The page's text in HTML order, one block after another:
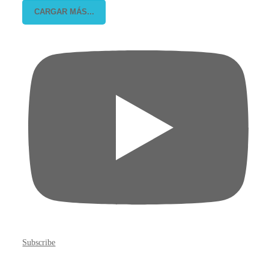
CARGAR MÁS...
Subscribe